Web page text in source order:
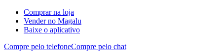
Comprar na loja
Vender no Magalu
Baixe o aplicativo
Compre pelo telefoneCompre pelo chat